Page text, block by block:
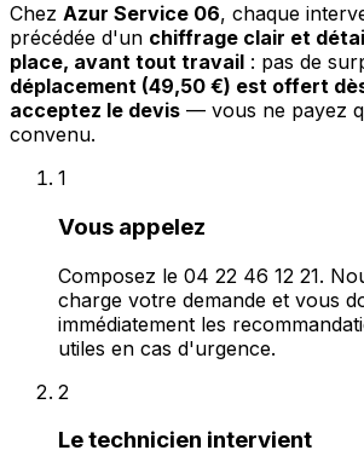
Chez Azur Service 06, chaque
précédée d'un chiffrage clair et
place, avant tout travail : pas de
déplacement (49,50 €) est offert
acceptez le devis — vous ne payez
convenu.
1
Vous appelez
Composez le 04 22 46 12 21.
charge votre demande et vous
immédiatement les
utiles en cas d'urgence.
2
Le technicien intervient